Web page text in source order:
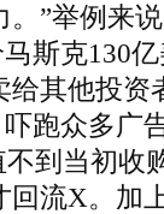
”举例来
斯克130
其他投资
跑众多广
到当初收
流X。加